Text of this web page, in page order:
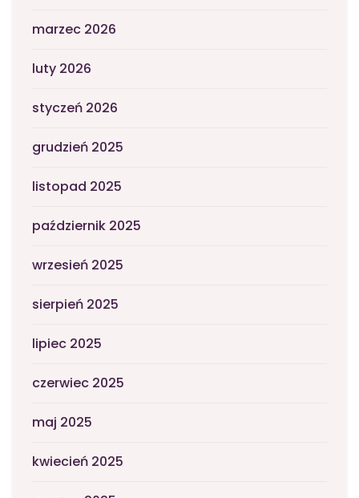
marzec 2026
luty 2026
styczeń 2026
grudzień 2025
listopad 2025
październik 2025
wrzesień 2025
sierpień 2025
lipiec 2025
czerwiec 2025
maj 2025
kwiecień 2025